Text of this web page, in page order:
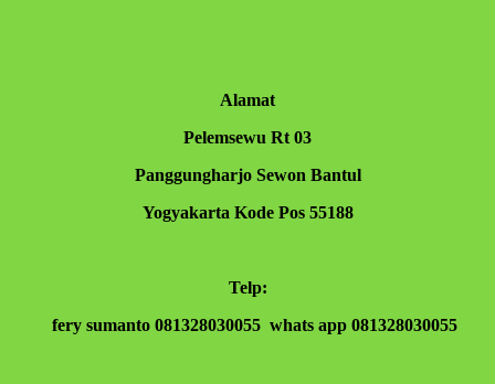
Alamat
Pelemsewu Rt 03
Panggungharjo Sewon Bantul
Yogyakarta Kode Pos 55188
Telp:
fery sumanto 081328030055 whats app 081328030055